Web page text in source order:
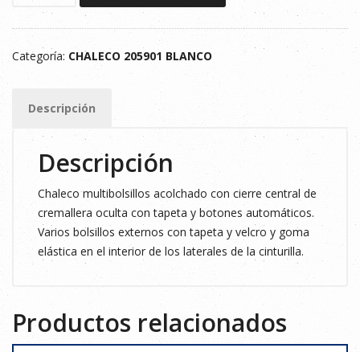
205901
cantidad
Categoría: CHALECO 205901 BLANCO
Descripción
Descripción
Chaleco multibolsillos acolchado con cierre central de
cremallera oculta con tapeta y botones automáticos.
Varios bolsillos externos con tapeta y velcro y goma
elástica en el interior de los laterales de la cinturilla.
Productos relacionados